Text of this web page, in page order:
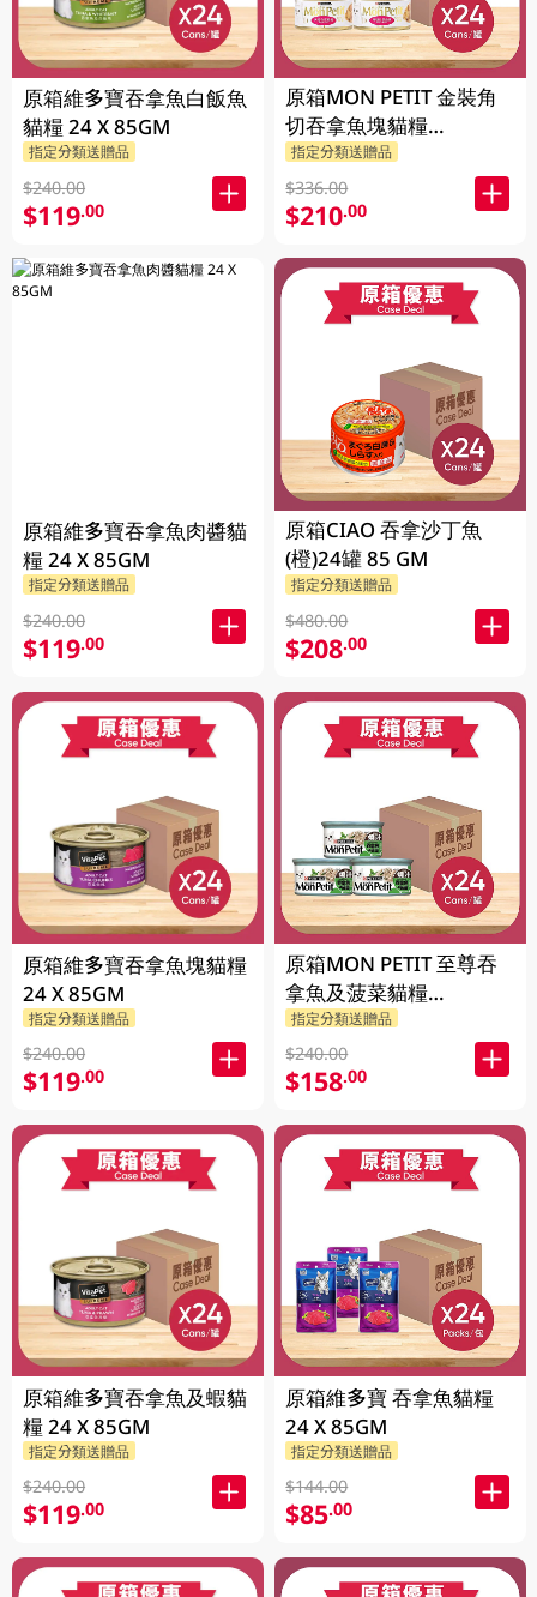
原箱維多寶吞拿魚白飯魚
貓糧 24 X 85GM
指定分類送贈品
$240.00
$119.00
原箱維多寶吞拿魚肉醬貓
糧 24 X 85GM
指定分類送贈品
$240.00
$119.00
原箱維多寶吞拿魚塊貓糧
24 X 85GM
指定分類送贈品
$240.00
$119.00
原箱維多寶吞拿魚及蝦貓
糧 24 X 85GM
指定分類送贈品
$240.00
$119.00
原箱MON PETIT 金裝角
切吞拿魚塊貓糧
24X85GM
指定分類送贈品
$336.00
$210.00
原箱CIAO 吞拿沙丁魚
(橙)24罐 85 GM
指定分類送贈品
$480.00
$208.00
原箱MON PETIT 至尊吞
拿魚及菠菜貓糧
24X85GM
指定分類送贈品
$240.00
$158.00
原箱維多寶 吞拿魚貓糧
24 X 85GM
指定分類送贈品
$144.00
$85.00